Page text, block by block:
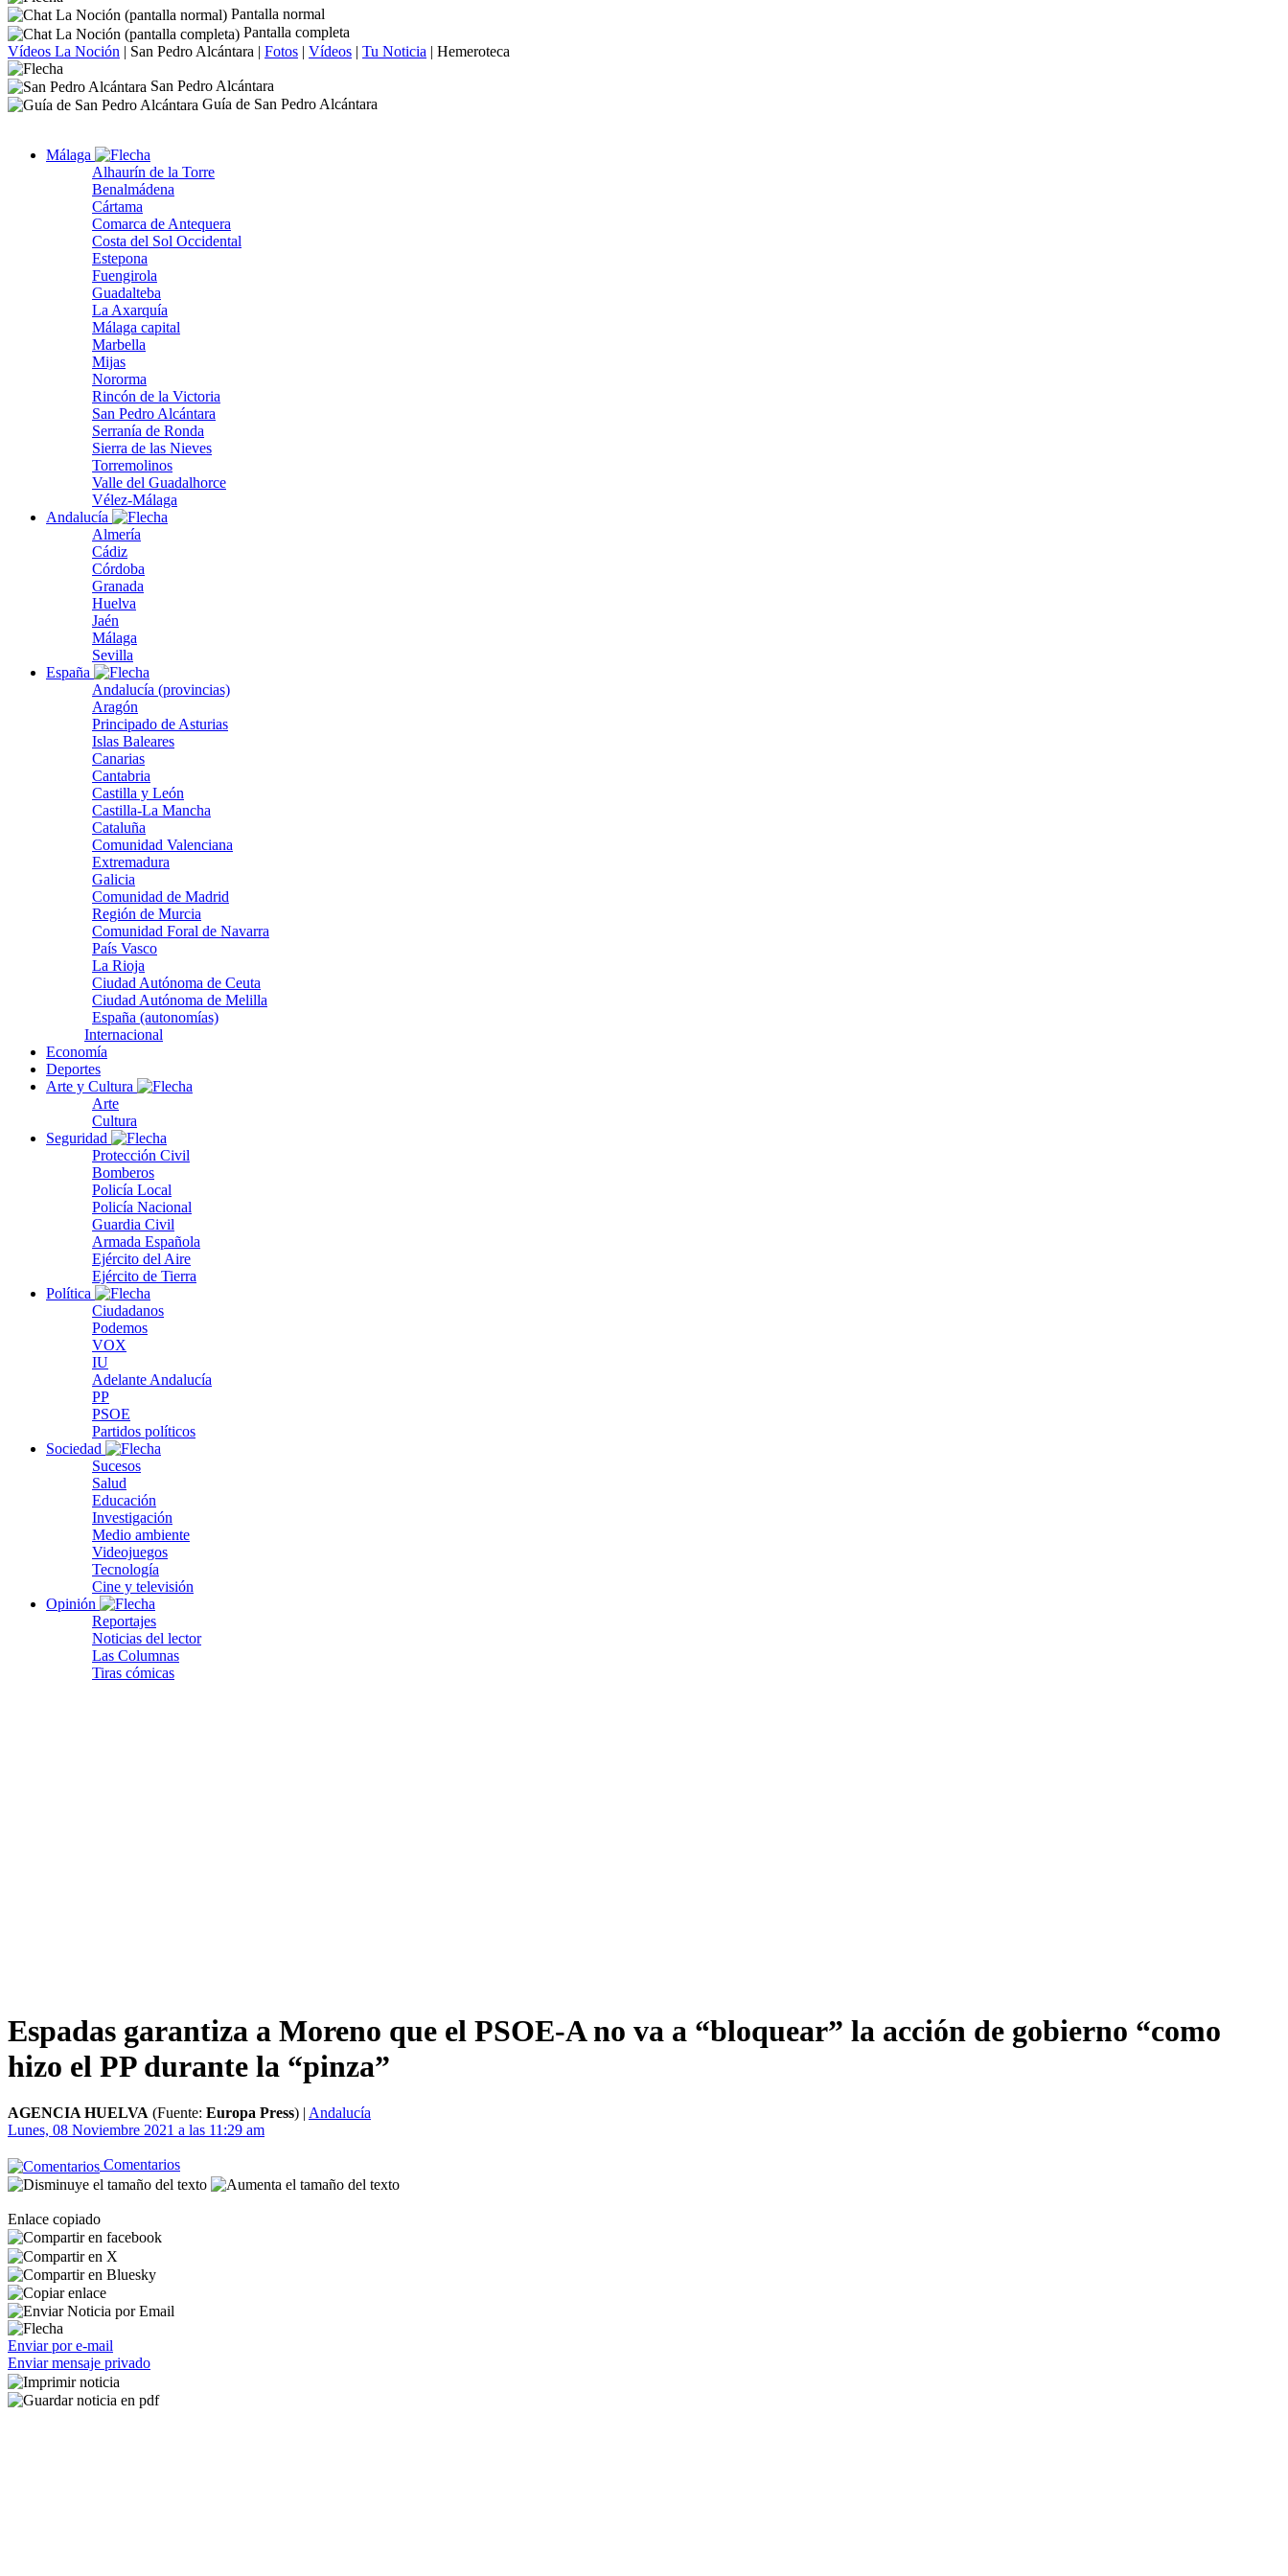
Pantalla normal
Pantalla completa
Vídeos La Noción | San Pedro Alcántara | Fotos | Vídeos | Tu Noticia | Hemeroteca
San Pedro Alcántara
Guía de San Pedro Alcántara
Málaga
Alhaurín de la Torre
Benalmádena
Cártama
Comarca de Antequera
Costa del Sol Occidental
Estepona
Fuengirola
Guadalteba
La Axarquía
Málaga capital
Marbella
Mijas
Nororma
Rincón de la Victoria
San Pedro Alcántara
Serranía de Ronda
Sierra de las Nieves
Torremolinos
Valle del Guadalhorce
Vélez-Málaga
Andalucía
Almería
Cádiz
Córdoba
Granada
Huelva
Jaén
Málaga
Sevilla
España
Andalucía (provincias)
Aragón
Principado de Asturias
Islas Baleares
Canarias
Cantabria
Castilla y León
Castilla-La Mancha
Cataluña
Comunidad Valenciana
Extremadura
Galicia
Comunidad de Madrid
Región de Murcia
Comunidad Foral de Navarra
País Vasco
La Rioja
Ciudad Autónoma de Ceuta
Ciudad Autónoma de Melilla
España (autonomías)
Internacional
Economía
Deportes
Arte y Cultura
Arte
Cultura
Seguridad
Protección Civil
Bomberos
Policía Local
Policía Nacional
Guardia Civil
Armada Española
Ejército del Aire
Ejército de Tierra
Política
Ciudadanos
Podemos
VOX
IU
Adelante Andalucía
PP
PSOE
Partidos políticos
Sociedad
Sucesos
Salud
Educación
Investigación
Medio ambiente
Videojuegos
Tecnología
Cine y televisión
Opinión
Reportajes
Noticias del lector
Las Columnas
Tiras cómicas
Espadas garantiza a Moreno que el PSOE-A no va a “bloquear” la acción de gobierno “como
hizo el PP durante la “pinza”
AGENCIA HUELVA (Fuente: Europa Press) | Andalucía
Lunes, 08 Noviembre 2021 a las 11:29 am
Comentarios
Enlace copiado
Enviar por e-mail
Enviar mensaje privado